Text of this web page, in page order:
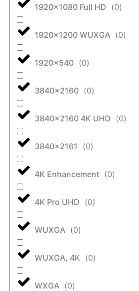
1920x1080 Full HD (0)
1920x1200 WUXGA (0)
1920x540 (0)
3840x2160 (0)
3840x2160 4K UHD (0)
3840x2161 (0)
4K Enhancement (0)
4K Pro UHD (0)
WUXGA (0)
WUXGA, 4K (0)
WXGA (0)